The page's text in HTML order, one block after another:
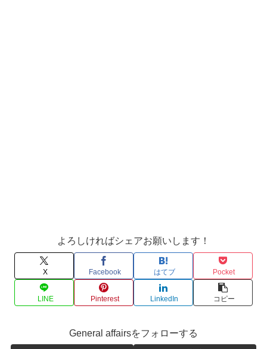
よろしければシェアお願いします！
X Facebook はてブ Pocket
LINE Pinterest LinkedIn コピー
General affairsをフォローする